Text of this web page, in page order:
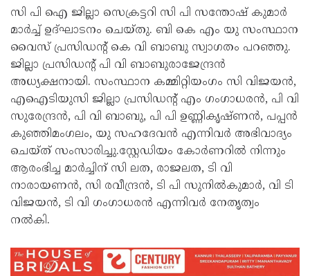
സി പി ഐ ജില്ലാ സെക്രട്ടറി സി പി സന്തോഷ് കുമാർ
മാർച്ച് ഉദ്ഘാടനം ചെയ്തു. ബി കെ എം യു സംസ്ഥാന
വൈസ് പ്രസിഡന്റ് കെ വി ബാബു സ്വാഗതം പറഞ്ഞു.
ജില്ലാ പ്രസിഡന്റ് പി വി ബാബുരാജേന്ദ്രൻ
അധ്യക്ഷനായി. സംസ്ഥാന കമ്മിറ്റിയംഗം സി വിജയൻ,
എഐടിയുസി ജില്ലാ പ്രസിഡന്റ് എം ഗംഗാധരൻ, പി വി
സുരേന്ദ്രൻ, പി വി ബാബു, പി പി ഉണ്ണികൃഷ്ണൻ, പപ്പൻ
കുഞ്ഞിമംഗലം, യു സഹദേവൻ എന്നിവർ അഭിവാദ്യം
ചെയ്ത് സംസാരിച്ചു.സ്റ്റേഡിയം കോർണറിൽ നിന്നും
ആരംഭിച്ച മാർച്ചിന് സി ലത, രാജലത, ടി വി
നാരായണൻ, സി രവീന്ദ്രൻ, ടി പി സുനിൽകുമാർ, വി ടി
വിജയൻ, ടി വി ഗംഗാധരൻ എന്നിവർ നേതൃത്വം
നൽകി.